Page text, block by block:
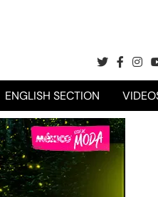
ENGLISH SECTION